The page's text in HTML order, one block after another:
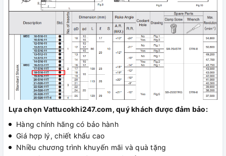
Lựa chọn Vattucokhi247.com, quý khách được đảm bảo:
Hàng chính hãng có bảo hành
Giá hợp lý, chiết khấu cao
Nhiều chương trình khuyến mãi và quà tặng